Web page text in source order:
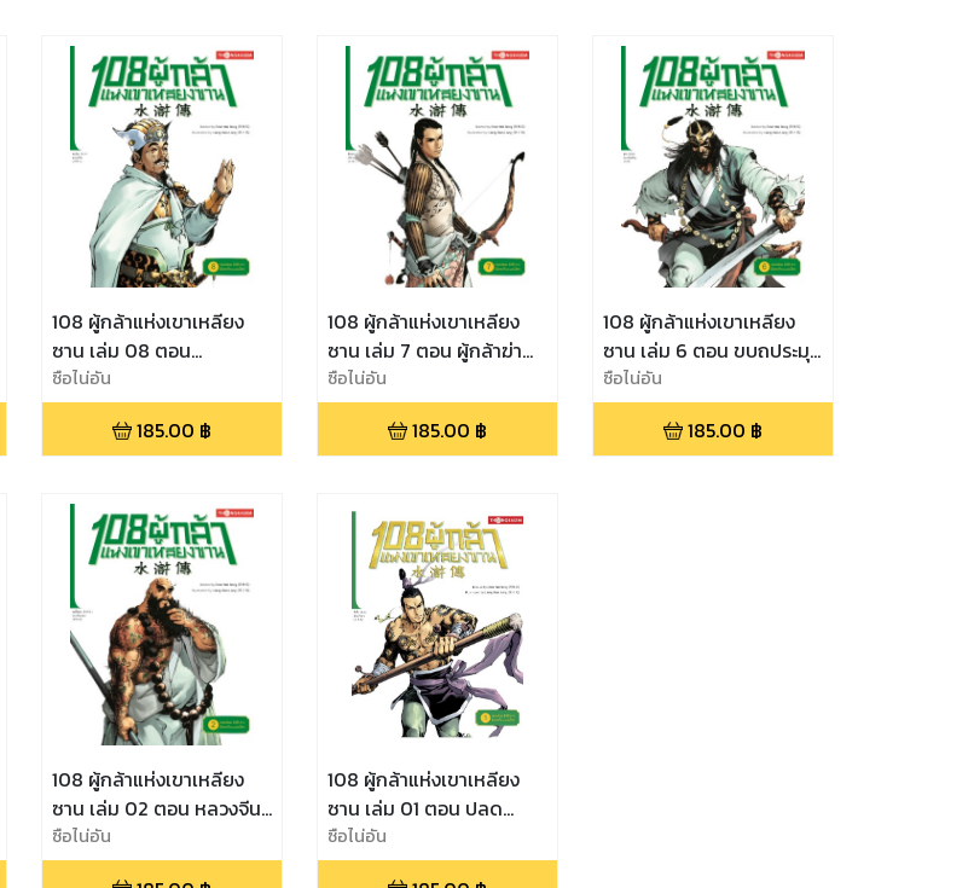
108 ผู้กล้าแห่งเขาเหลียง
ซาน เล่ม 08 ตอน
ฆาตกรรมชู้อำพราง ฆ่าล้าง
แค้นเซ่นวิญญาณ
ซือไน่อัน
185.00 ฿
108 ผู้กล้าแห่งเขาเหลียง
ซาน เล่ม 7 ตอน ผู้กล้าฆ่า
เสือร้าย กลอุบายได้สตรี
ซือไน่อัน
185.00 ฿
108 ผู้กล้าแห่งเขาเหลียง
ซาน เล่ม 6 ตอน ขบถประมุข
ดับ จดหมายลับปมสังหาร
ซือไน่อัน
185.00 ฿
108 ผู้กล้าแห่งเขาเหลียง
ซาน เล่ม 02 ตอน หลวงจีน
เถื่อนบ้าพลัง แผนสังหาร
แย่งนารี
ซือไน่อัน
108 ผู้กล้าแห่งเขาเหลียง
ซาน เล่ม 01 ตอน ปลด
ปล่อย 108 ดาว มังกรเก้า
กลายเป็นโจร
ซือไน่อัน